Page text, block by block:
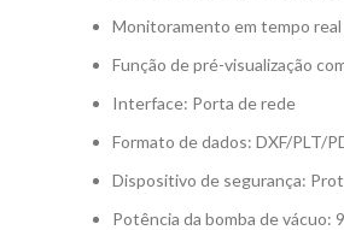
Monitoramento em tempo
Função de pré-visualização
Interface: Porta de rede
Formato de dados: DXF/PLT/
Dispositivo de segurança:
Potência da bomba de vácuo: